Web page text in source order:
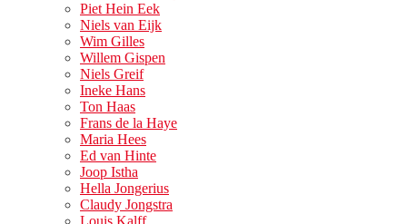
Piet Hein Eek
Niels van Eijk
Wim Gilles
Willem Gispen
Niels Greif
Ineke Hans
Ton Haas
Frans de la Haye
Maria Hees
Ed van Hinte
Joop Istha
Hella Jongerius
Claudy Jongstra